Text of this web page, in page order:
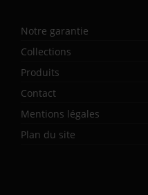
Notre garantie
Collections
Produits
Contact
Mentions légales
Plan du site